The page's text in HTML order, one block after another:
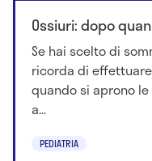
Ossiuri: dopo
Se hai scelto di
ricorda di
quando si aprono
a...
PEDIATRIA